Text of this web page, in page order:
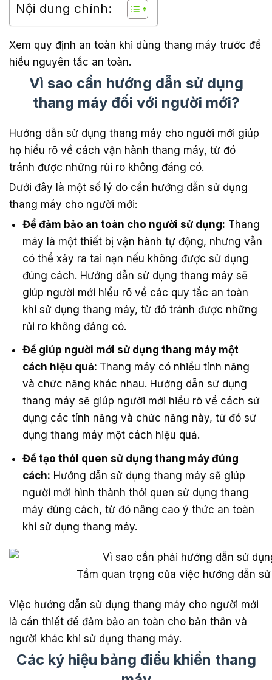
Nội dung chính:
Xem quy định an toàn khi dùng thang máy trước để
hiểu nguyên tắc an toàn.
Vì sao cần hướng dẫn sử dụng
thang máy đối với người mới?
Hướng dẫn sử dụng thang máy cho người mới giúp
họ hiểu rõ về cách vận hành thang máy, từ đó
tránh được những rủi ro không đáng có.
Dưới đây là một số lý do cần hướng dẫn sử dụng
thang máy cho người mới:
Để đảm bảo an toàn cho người sử dụng: Thang
máy là một thiết bị vận hành tự động, nhưng vẫn
có thể xảy ra tai nạn nếu không được sử dụng
đúng cách. Hướng dẫn sử dụng thang máy sẽ
giúp người mới hiểu rõ về các quy tắc an toàn
khi sử dụng thang máy, từ đó tránh được những
rủi ro không đáng có.
Để giúp người mới sử dụng thang máy một
cách hiệu quả: Thang máy có nhiều tính năng
và chức năng khác nhau. Hướng dẫn sử dụng
thang máy sẽ giúp người mới hiểu rõ về cách sử
dụng các tính năng và chức năng này, từ đó sử
dụng thang máy một cách hiệu quả.
Để tạo thói quen sử dụng thang máy đúng
cách: Hướng dẫn sử dụng thang máy sẽ giúp
người mới hình thành thói quen sử dụng thang
máy đúng cách, từ đó nâng cao ý thức an toàn
khi sử dụng thang máy.
Tầm quan trọng của việc hướng dẫn
Việc hướng dẫn sử dụng thang máy cho người mới
là cần thiết để đảm bảo an toàn cho bản thân và
người khác khi sử dụng thang máy.
Các ký hiệu bảng điều khiển thang